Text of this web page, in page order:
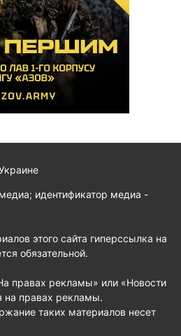
идентификатор медиа -
этого сайта гиперссылка на
обязательной.
правах рекламы» или «Новости
на правах рекламы.
таких материалов несет